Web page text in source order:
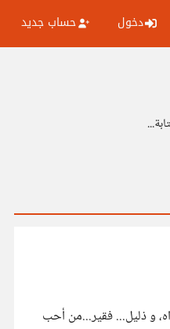
دخول حساب جديد
السلام عليكم إخوتي... بمناسبة عيد المولد النبوي الشريف، يسعدني أن أشارك معكم محاولة شعرية في حب سيدنا محمد عليه أفضل الصلاة والسلام... " محروم... مسكين من لم يراه، و ذليل... فقير...من أحب